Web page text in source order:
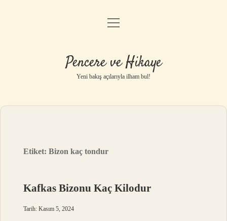
Anasayfa
Yasal Uyarı
menüyü
Pencere ve Hikaye
Yeni bakış açılarıyla ilham bul!
Etiket:Bizon kaç tondur
Kafkas Bizonu Kaç Kilodur
Tarih: Kasım 5, 2024